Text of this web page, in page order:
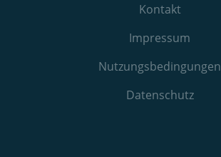
Kontakt
Impressum
Nutzungs­bedingungen
Datenschutz